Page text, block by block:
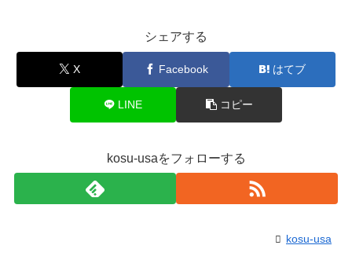
シェアする
X Facebook はてブ
LINE コピー
kosu-usaをフォローする
kosu-usa